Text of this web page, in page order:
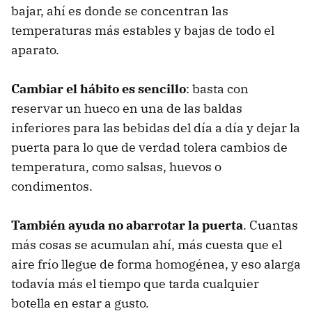
bajar, ahí es donde se concentran las
temperaturas más estables y bajas de todo el
aparato.
Cambiar el hábito es sencillo: basta con
reservar un hueco en una de las baldas
inferiores para las bebidas del día a día y dejar la
puerta para lo que de verdad tolera cambios de
temperatura, como salsas, huevos o
condimentos.
También ayuda no abarrotar la puerta. Cuantas
más cosas se acumulan ahí, más cuesta que el
aire frío llegue de forma homogénea, y eso alarga
todavía más el tiempo que tarda cualquier
botella en estar a gusto.